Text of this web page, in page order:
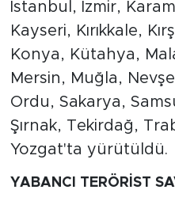
İstanbul, İzmir,
Kayseri, Kırıkkale,
Konya, Kütahya,
Mersin, Muğla,
Ordu, Sakarya,
Şırnak, Tekirdağ,
Yozgat'ta yürütüldü.
YABANCI TERÖRİST